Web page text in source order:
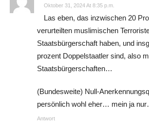
Oktober 31, 2024 At 8:35 p.m.
Las eben, das inzwischen 20
verurteilten muslimischen
Staatsbürgerschaft haben, und
prozent Doppelstaatler sind, also
Staatsbürgerschaften…
(Bundesweite) Null-
persönlich wohl eher… mein ja
Antwort